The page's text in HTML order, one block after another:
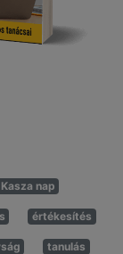
Kasza nap
értékesítés
tanulás